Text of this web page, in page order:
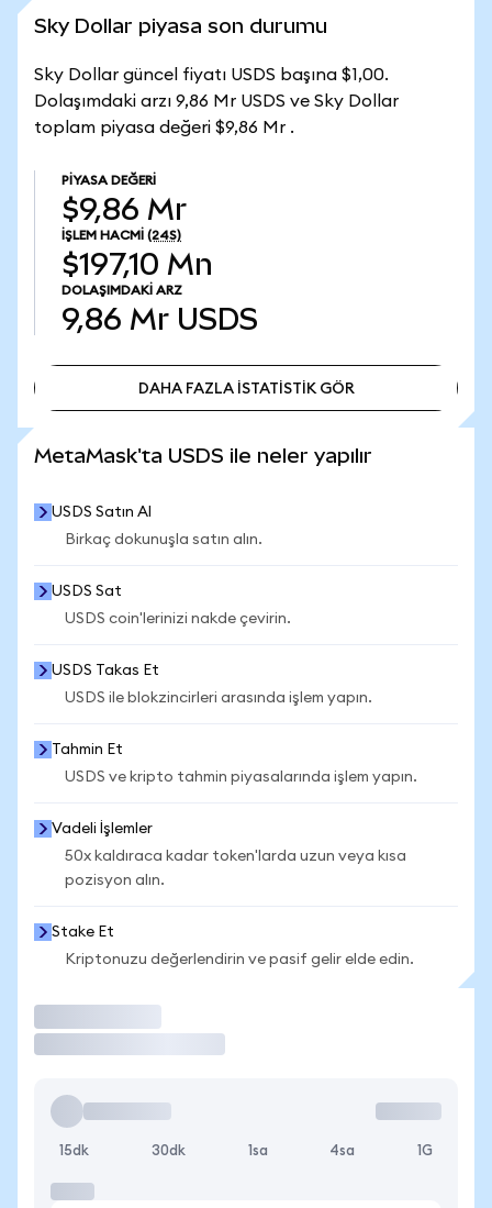
Sky Dollar piyasa son durumu
Sky Dollar güncel fiyatı USDS başına $1,00.
Dolaşımdaki arzı 9,86 Mr USDS ve Sky Dollar
toplam piyasa değeri $9,86 Mr .
PIYASA DEĞERI
$9,86 Mr
İŞLEM HACMI (24S)
$197,10 Mn
DOLAŞIMDAKI ARZ
9,86 Mr USDS
DAHA FAZLA İSTATİSTİK GÖR
MetaMask'ta USDS ile neler yapılır
USDS Satın Al
Birkaç dokunuşla satın alın.
USDS Sat
USDS coin'lerinizi nakde çevirin.
USDS Takas Et
USDS ile blokzincirleri arasında işlem yapın.
Tahmin Et
USDS ve kripto tahmin piyasalarında işlem yapın.
Vadeli İşlemler
50x kaldıraca kadar token'larda uzun veya kısa
pozisyon alın.
Stake Et
Kriptonuzu değerlendirin ve pasif gelir elde edin.
15dk 30dk 1sa 4sa 1G